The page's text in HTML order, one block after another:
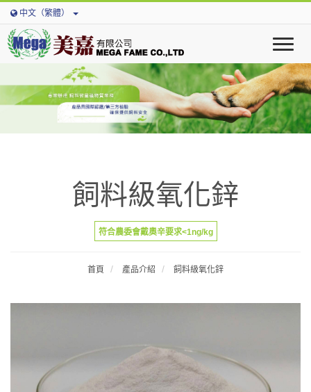
中文（繁體）
T
o
g
g
l
e
n
飼料級氧化鋅
符合農委會戴奧辛要求<1ng/kg
首頁 產品介紹 飼料級氧化鋅